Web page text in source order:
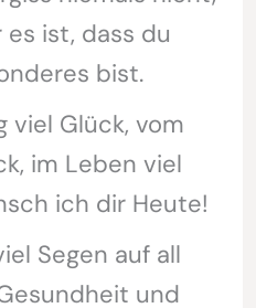
ist, dass du
bist.
viel Glück, vom
im Leben viel
ich dir Heute!
Segen auf all
und